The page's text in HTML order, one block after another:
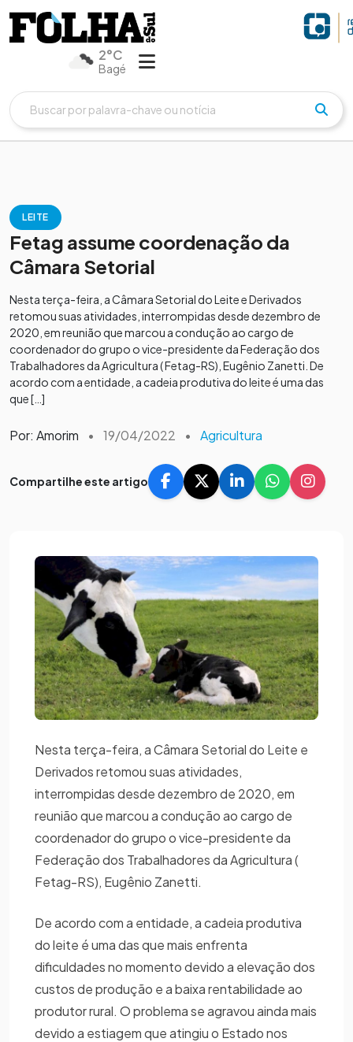
2°C
Bagé
LEITE
Fetag assume coordenação da
Câmara Setorial
Nesta terça-feira, a Câmara Setorial do Leite e Derivados
retomou suas atividades, interrompidas desde dezembro de
2020, em reunião que marcou a condução ao cargo de
coordenador do grupo o vice-presidente da Federação dos
Trabalhadores da Agricultura ( Fetag-RS), Eugênio Zanetti. De
acordo com a entidade, a cadeia produtiva do leite é uma das
que […]
Por: Amorim • 19/04/2022 • Agricultura
Compartilhe este artigo
Nesta terça-feira, a Câmara Setorial do Leite e
Derivados retomou suas atividades,
interrompidas desde dezembro de 2020, em
reunião que marcou a condução ao cargo de
coordenador do grupo o vice-presidente da
Federação dos Trabalhadores da Agricultura (
Fetag-RS), Eugênio Zanetti.
De acordo com a entidade, a cadeia produtiva
do leite é uma das que mais enfrenta
dificuldades no momento devido a elevação dos
custos de produção e a baixa rentabilidade ao
produtor rural. O problema se agravou ainda mais
devido a estiagem que atingiu o Estado nos